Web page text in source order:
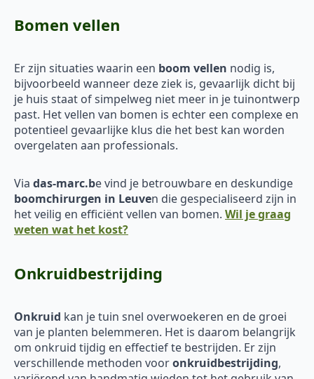
Bomen vellen
Er zijn situaties waarin een boom vellen nodig is,
bijvoorbeeld wanneer deze ziek is, gevaarlijk dicht bij
je huis staat of simpelweg niet meer in je tuinontwerp
past. Het vellen van bomen is echter een complexe en
potentieel gevaarlijke klus die het best kan worden
overgelaten aan professionals.
Via das-marc.be vind je betrouwbare en deskundige
boomchirurgen in Leuven die gespecialiseerd zijn in
het veilig en efficiënt vellen van bomen. Wil je graag
weten wat het kost?
Onkruidbestrijding
Onkruid kan je tuin snel overwoekeren en de groei
van je planten belemmeren. Het is daarom belangrijk
om onkruid tijdig en effectief te bestrijden. Er zijn
verschillende methoden vooronkruidbestrijding,